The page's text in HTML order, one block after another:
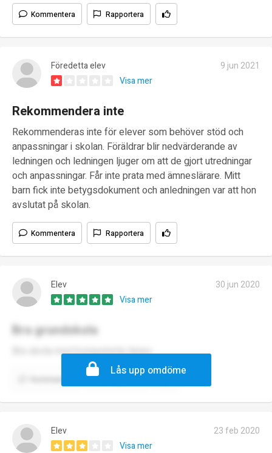
Kommentera Rapportera
Föredetta elev
9 jun 2021
Visa mer
Rekommendera inte
Rekommenderas inte för elever som behöver stöd och
anpassningar i skolan. Föräldrar blir nedvärderande av
ledningen och ledningen ljuger om att de gjort utredningar
och anpassningar. Får inte prata med ämneslärare. Mitt
barn fick inte betygsdokument och anledningen var att hon
avslutat på skolan.
Kommentera Rapportera
Elev
30 jun 2020
Visa mer
Bra grundskola
Bra skola med kompetenta lärare.
Lås upp omdöme
Elev
23 feb 2020
Visa mer